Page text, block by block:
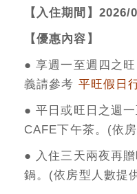
【入住期間】
【優惠內容】
● 享週一至週四之
義請參考 平旺假日
● 平日或旺日之週
CAFE下午茶。(依
● 入住三天兩夜再
鍋。(依房型人數提